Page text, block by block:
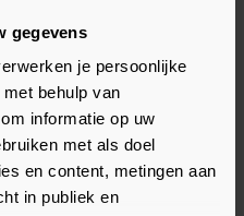
gegevens
je persoonlijke
behulp van
informatie op uw
met als doel
en content, metingen aan
in publiek en
wordt er
herziene kalender.